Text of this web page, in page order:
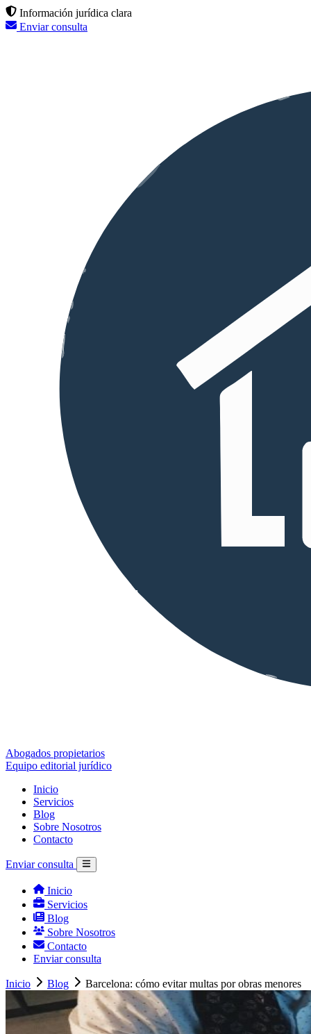
Información jurídica clara
Enviar consulta
Abogados propietarios
Equipo editorial jurídico
Inicio
Servicios
Blog
Sobre Nosotros
Contacto
Enviar consulta
Inicio
Servicios
Blog
Sobre Nosotros
Contacto
Enviar consulta
Inicio Blog Barcelona: cómo evitar multas por obras menores